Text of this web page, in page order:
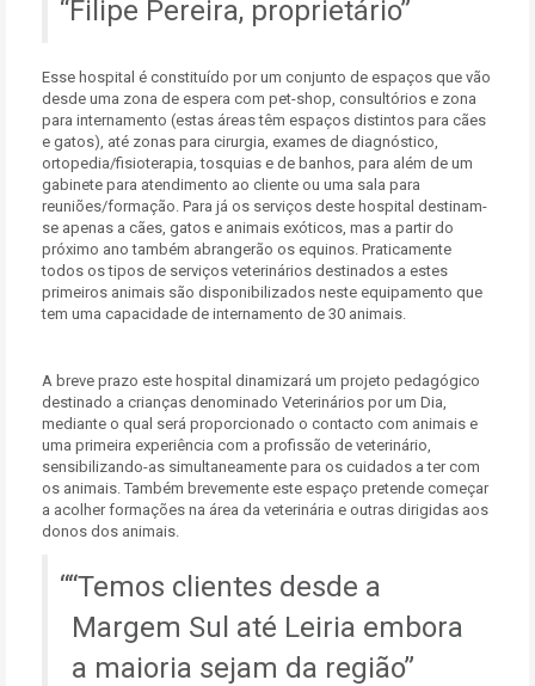
Filipe Pereira, proprietário
Esse hospital é constituído por um conjunto de espaços que vão
desde uma zona de espera com pet-shop, consultórios e zona
para internamento (estas áreas têm espaços distintos para cães
e gatos), até zonas para cirurgia, exames de diagnóstico,
ortopedia/fisioterapia, tosquias e de banhos, para além de um
gabinete para atendimento ao cliente ou uma sala para
reuniões/formação. Para já os serviços deste hospital destinam-
se apenas a cães, gatos e animais exóticos, mas a partir do
próximo ano também abrangerão os equinos. Praticamente
todos os tipos de serviços veterinários destinados a estes
primeiros animais são disponibilizados neste equipamento que
tem uma capacidade de internamento de 30 animais.
A breve prazo este hospital dinamizará um projeto pedagógico
destinado a crianças denominado Veterinários por um Dia,
mediante o qual será proporcionado o contacto com animais e
uma primeira experiência com a profissão de veterinário,
sensibilizando-as simultaneamente para os cuidados a ter com
os animais. Também brevemente este espaço pretende começar
a acolher formações na área da veterinária e outras dirigidas aos
donos dos animais.
“Temos clientes desde a
Margem Sul até Leiria embora
a maioria sejam da região”